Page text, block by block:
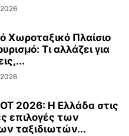
Χωροταξικό Πλαίσιο
Τι αλλάζει για
2026: Η Ελλάδα στις
επιλογές των
ταξιδιωτών...